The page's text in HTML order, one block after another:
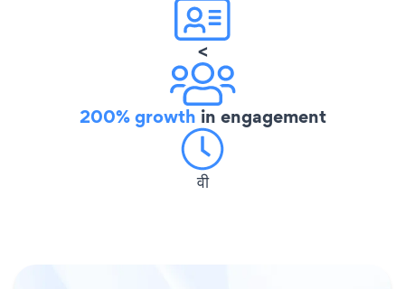
<
200% growth in engagement
वी